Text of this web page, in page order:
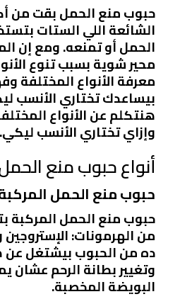
حبوب منع الحمل بقت من
الشائعة اللي الستات
الحمل أو تمنعه. ومع إن
محير شوية بسبب تنوع
معرفة الأنواع
بيساعدك تختاري الأنسب
هنتكلم عن الأنواع
وإزاي تختاري الأنسب ليكي.
أنواع حبوب منع
حبوب منع الحمل
حبوب منع الحمل المركبة
من الهرمونات: الإستروجين
ده من الحبوب بيشتغل عن
وتغيير بطانة الرحم عشان
البويضة المخصبة.